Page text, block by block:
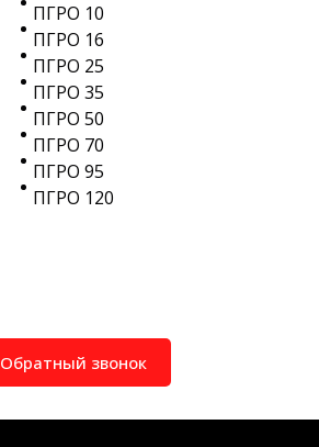
ПГРО 10
ПГРО 16
ПГРО 25
ПГРО 35
ПГРО 50
ПГРО 70
ПГРО 95
ПГРО 120
Обратный звонок